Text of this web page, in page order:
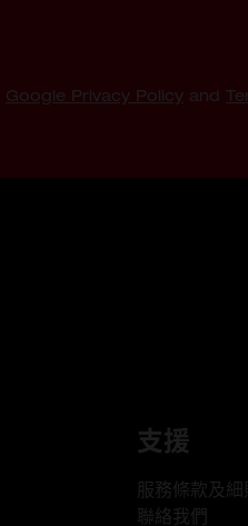
Google Privacy Policy and
支援
服務條款及細
聯絡我們